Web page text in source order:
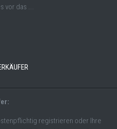
vor das ...
registrieren oder Ihre